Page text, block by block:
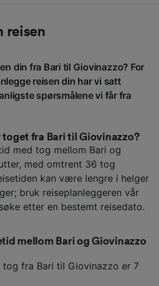
reisen
din fra Bari til Giovinazzo? For
reisen din har vi satt
spørsmålene vi får fra
fra Bari til Giovinazzo?
med tog mellom Bari og
med omtrent 36 tog
kan være lengre i helger
bruk reiseplanleggeren vår
etter en bestemt reisedato.
mellom Bari og Giovinazzo
fra Bari til Giovinazzo er 7